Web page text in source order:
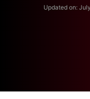
Updated on: